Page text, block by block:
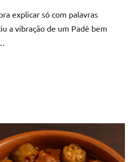
explicar só com palavras
a vibração de um Padê bem